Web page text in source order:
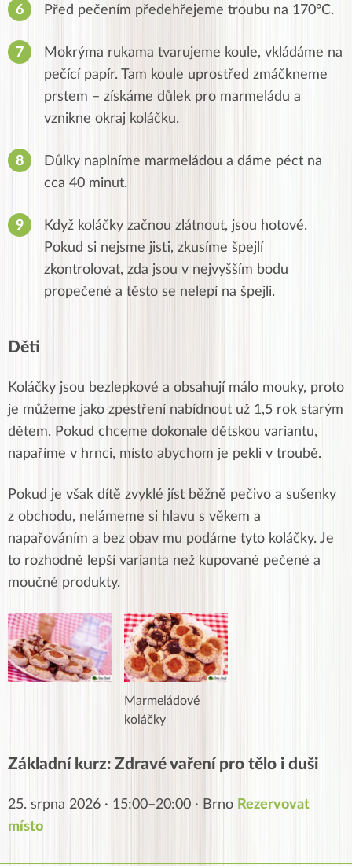
Před pečením předehřejeme troubu na 170°C.
Mokrýma rukama tvarujeme koule, vkládáme na
pečící papír. Tam koule uprostřed zmáčkneme
prstem – získáme důlek pro marmeládu a
vznikne okraj koláčku.
Důlky naplníme marmeládou a dáme péct na
cca 40 minut.
Když koláčky začnou zlátnout, jsou hotové.
Pokud si nejsme jisti, zkusíme špejlí
zkontrolovat, zda jsou v nejvyšším bodu
propečené a těsto se nelepí na špejli.
Děti
Koláčky jsou bezlepkové a obsahují málo mouky, proto
je můžeme jako zpestření nabídnout už 1,5 rok starým
dětem. Pokud chceme dokonale dětskou variantu,
napaříme v hrnci, místo abychom je pekli v troubě.
Pokud je však dítě zvyklé jíst běžně pečivo a sušenky
z obchodu, nelámeme si hlavu s věkem a
napařováním a bez obav mu podáme tyto koláčky. Je
to rozhodně lepší varianta než kupované pečené a
moučné produkty.
Marmeládové
koláčky
Základní kurz: Zdravé vaření pro tělo i duši
25. srpna 2026 · 15:00–20:00 · Brno Rezervovat
místo